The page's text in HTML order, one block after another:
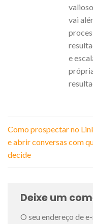
vai
e
Como prospectar no
e abrir conversas com
decide
Deixe um
O seu endereço de